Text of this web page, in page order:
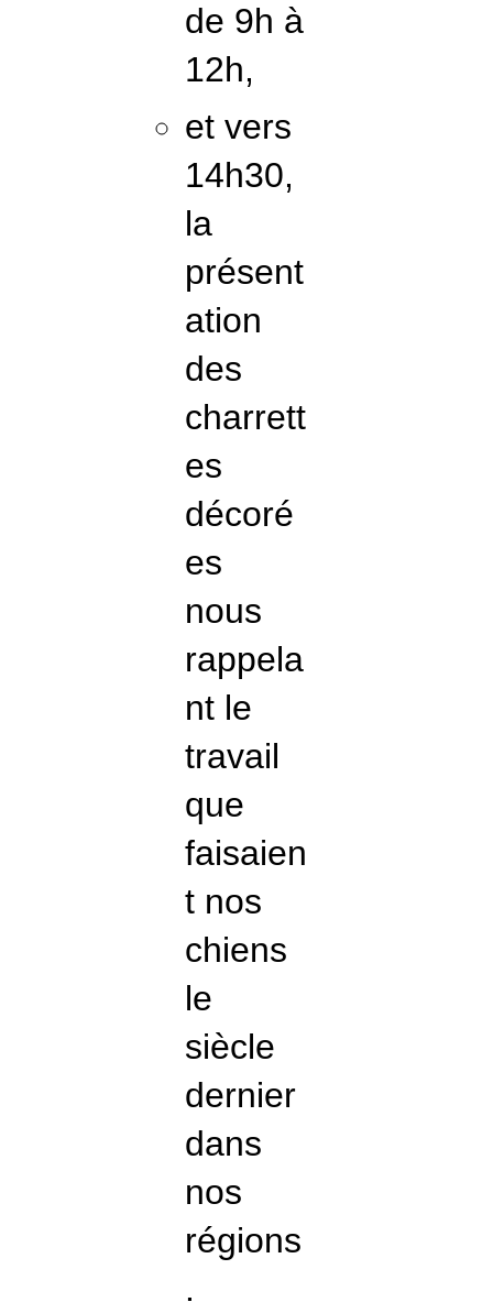
de 9h à
12h,
et vers
14h30,
la
présent
ation
des
charrett
es
décoré
es
nous
rappela
nt le
travail
que
faisaien
t nos
chiens
le
siècle
dernier
dans
nos
régions
.